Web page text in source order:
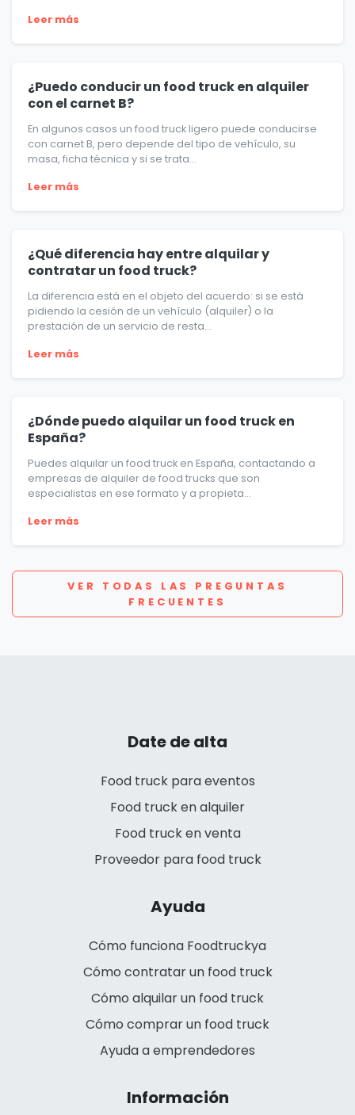
Leer más
¿Puedo conducir un food truck en alquiler
con el carnet B?
En algunos casos un food truck ligero puede conducirse
con carnet B, pero depende del tipo de vehículo, su
masa, ficha técnica y si se trata...
Leer más
¿Qué diferencia hay entre alquilar y
contratar un food truck?
La diferencia está en el objeto del acuerdo: si se está
pidiendo la cesión de un vehículo (alquiler) o la
prestación de un servicio de resta...
Leer más
¿Dónde puedo alquilar un food truck en
España?
Puedes alquilar un food truck en España, contactando a
empresas de alquiler de food trucks que son
especialistas en ese formato y a propieta...
Leer más
VER TODAS LAS PREGUNTAS
FRECUENTES
Date de alta
Food truck para eventos
Food truck en alquiler
Food truck en venta
Proveedor para food truck
Ayuda
Cómo funciona Foodtruckya
Cómo contratar un food truck
Cómo alquilar un food truck
Cómo comprar un food truck
Ayuda a emprendedores
Información